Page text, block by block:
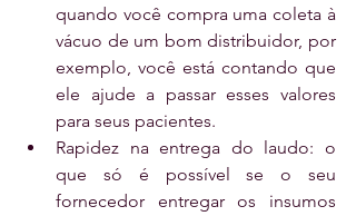
quando você compra uma coleta à
vácuo de um bom distribuidor, por
exemplo, você está contando que
ele ajude a passar esses valores
para seus pacientes.
Rapidez na entrega do laudo: o
que só é possível se o seu
fornecedor entregar os insumos